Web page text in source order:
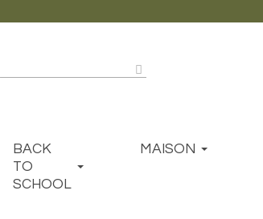
BACK
TO
SCHOOL
MAISON